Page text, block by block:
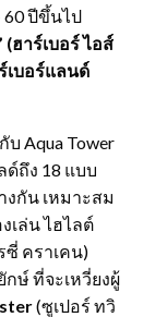
ปีขึ้นไป
ฮาร์เบอร์ ไอส์
เบอร์แลนด์
บ Aqua Tower
ถึง 18 แบบ
กัน เหมาะสม
เล่น ไฮไลต์
ซี่ คราเคน)
ษ์ ที่จะเหวี่ยงผู้
(ซูเปอร์ ทวิ